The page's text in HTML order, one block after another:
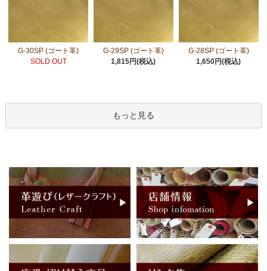
G-30SP (ゴート革)
SOLD OUT
G-29SP (ゴート革)
1,815円(税込)
G-28SP (ゴート革)
1,650円(税込)
もっと見る